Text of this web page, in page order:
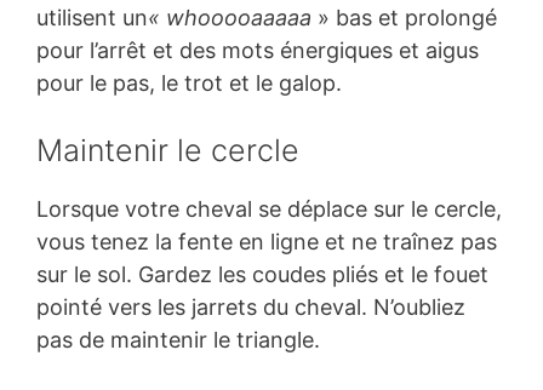
utilisent un« whooooaaaaa » bas et prolongé
pour l’arrêt et des mots énergiques et aigus
pour le pas, le trot et le galop.
Maintenir le cercle
Lorsque votre cheval se déplace sur le cercle,
vous tenez la fente en ligne et ne traînez pas
sur le sol. Gardez les coudes pliés et le fouet
pointé vers les jarrets du cheval. N’oubliez
pas de maintenir le triangle.